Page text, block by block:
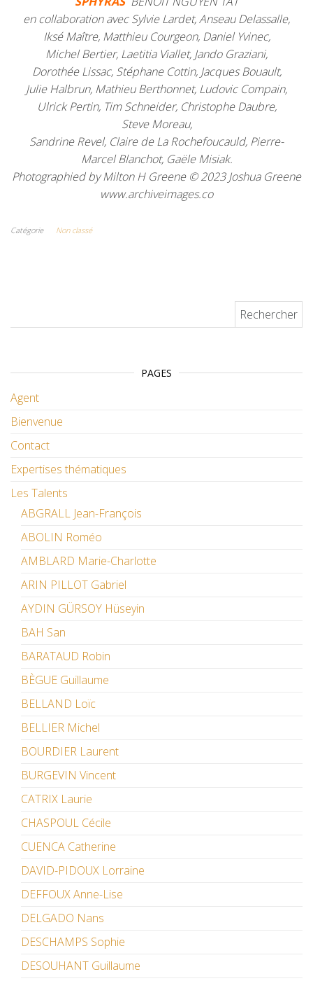
en collaboration avec Sylvie Lardet, Anseau Delassalle,
Iksé Maître, Matthieu Courgeon, Daniel Yvinec,
Michel Bertier, Laetitia Viallet, Jando Graziani,
Dorothée Lissac, Stéphane Cottin, Jacques Bouault,
Julie Halbrun, Mathieu Berthonnet, Ludovic Compain,
Ulrick Pertin, Tim Schneider, Christophe Daubre,
Steve Moreau,
Sandrine Revel, Claire de La Rochefoucauld, Pierre-
Marcel Blanchot, Gaële Misiak.
Photographied by Milton H Greene © 2023 Joshua Greene
www.archiveimages.co
Catégorie Non classé
PAGES
Agent
Bienvenue
Contact
Expertises thématiques
Les Talents
ABGRALL Jean-François
ABOLIN Roméo
AMBLARD Marie-Charlotte
ARIN PILLOT Gabriel
AYDIN GÜRSOY Hüseyin
BAH San
BARATAUD Robin
BÈGUE Guillaume
BELLAND Loïc
BELLIER Michel
BOURDIER Laurent
BURGEVIN Vincent
CATRIX Laurie
CHASPOUL Cécile
CUENCA Catherine
DAVID-PIDOUX Lorraine
DEFFOUX Anne-Lise
DELGADO Nans
DESCHAMPS Sophie
DESOUHANT Guillaume